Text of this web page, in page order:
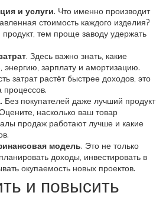
и услуги. Что именно производит
стоимость каждого изделия?
тем проще заводу удержать
. Здесь важно знать, какие
энергию, зарплату и амортизацию.
затрат растёт быстрее доходов, это
процессов.
. Без покупателей даже лучший продукт
насколько ваш товар
продаж работают лучше и какие
модель. Это не только
доходы, инвестировать в
окупаемость новых проектов.
и повысить